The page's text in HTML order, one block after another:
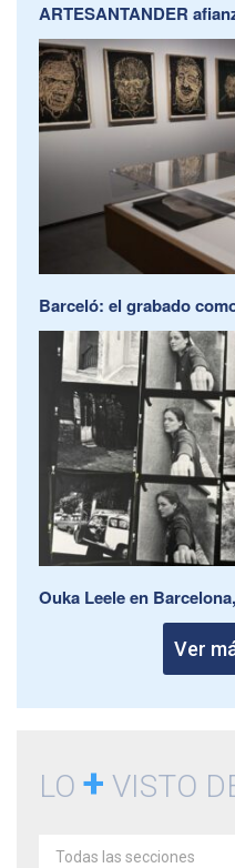
ARTESANTANDER
Barceló: el grabado
Ouka Leele en
Ver
LO + VISTO
Todas las secciones